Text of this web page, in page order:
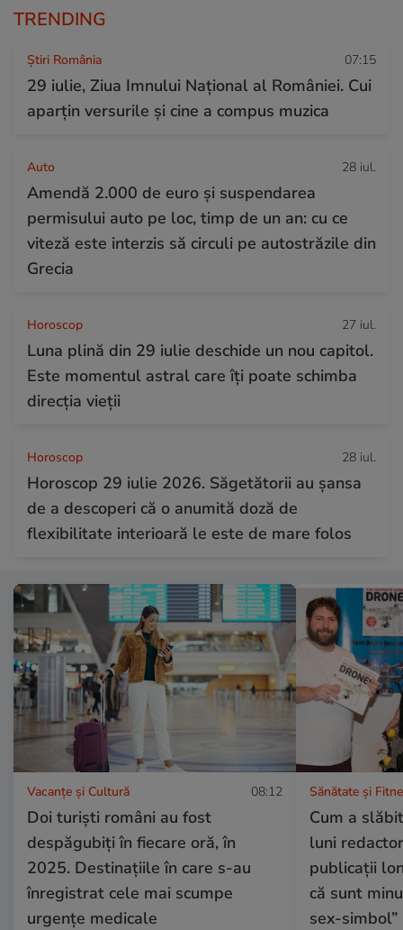
TRENDING
Știri România 07:15
29 iulie, Ziua Imnului Național al României. Cui
aparțin versurile și cine a compus muzica
Auto 28 iul.
Amendă 2.000 de euro și suspendarea
permisului auto pe loc, timp de un an: cu ce
viteză este interzis să circuli pe autostrăzile din
Grecia
Horoscop 27 iul.
Luna plină din 29 iulie deschide un nou capitol.
Este momentul astral care îți poate schimba
direcția vieții
Horoscop 28 iul.
Horoscop 29 iulie 2026. Săgetătorii au șansa
de a descoperi că o anumită doză de
flexibilitate interioară le este de mare folos
Vacanțe și Cultură 08:12
Doi turiști români au fost
despăgubiți în fiecare oră, în
2025. Destinațiile în care s-au
înregistrat cele mai scumpe
urgențe medicale
Sănătate și
Cum a
luni
publicații
că sunt
sex-simbol”